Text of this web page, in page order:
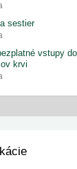
sestier
vstupy
krvi